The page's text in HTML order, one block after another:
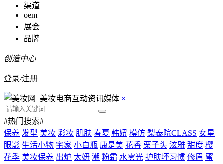
渠道
oem
展会
品牌
创造中心
登录/注册
×
#热门搜索#
保养 发型 美妆 彩妆 肌肤 春夏 韩妞 模仿 梨泰院CLASS 女星
眼影 生活小物 宅家 小白瓶 康是美 花香 栗子头 泫雅 甜度 樱
花季 美妆保养 出炉 太妍 潮 粉霜 水雾光 护肤坏习惯 修眉 蜜